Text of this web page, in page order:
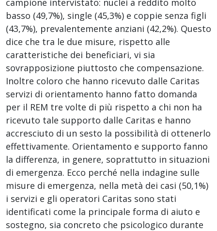
campione intervistato: nuclei a reddito molto
basso (49,7%), single (45,3%) e coppie senza figli
(43,7%), prevalentemente anziani (42,2%). Questo
dice che tra le due misure, rispetto alle
caratteristiche dei beneficiari, vi sia
sovrapposizione piuttosto che compensazione.
Inoltre coloro che hanno ricevuto dalle Caritas
servizi di orientamento hanno fatto domanda
per il REM tre volte di più rispetto a chi non ha
ricevuto tale supporto dalle Caritas e hanno
accresciuto di un sesto la possibilità di ottenerlo
effettivamente. Orientamento e supporto fanno
la differenza, in genere, soprattutto in situazioni
di emergenza. Ecco perché nella indagine sulle
misure di emergenza, nella metà dei casi (50,1%)
i servizi e gli operatori Caritas sono stati
identificati come la principale forma di aiuto e
sostegno, sia concreto che psicologico durante